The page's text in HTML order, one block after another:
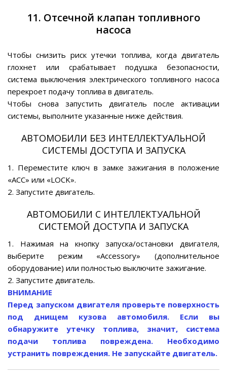
11. Отсечной клапан топливного
насоса
Чтобы снизить риск утечки топлива, когда двигатель
глохнет или срабатывает подушка безопасности,
система выключения электрического топливного насоса
перекроет подачу топлива в двигатель.
Чтобы снова запустить двигатель после активации
системы, выполните указанные ниже действия.
АВТОМОБИЛИ БЕЗ ИНТЕЛЛЕКТУАЛЬНОЙ
СИСТЕМЫ ДОСТУПА И ЗАПУСКА
1. Переместите ключ в замке зажигания в положение
«АСС» или «LOCK».
2. Запустите двигатель.
АВТОМОБИЛИ С ИНТЕЛЛЕКТУАЛЬНОЙ
СИСТЕМОЙ ДОСТУПА И ЗАПУСКА
1. Нажимая на кнопку запуска/остановки двигателя,
выберите режим «Accessory» (дополнительное
оборудование) или полностью выключите зажигание.
2. Запустите двигатель.
ВНИМАНИЕ
Перед запуском двигателя проверьте поверхность
под днищем кузова автомобиля. Если вы
обнаружите утечку топлива, значит, система
подачи топлива повреждена. Необходимо
устранить повреждения. Не запускайте двигатель.